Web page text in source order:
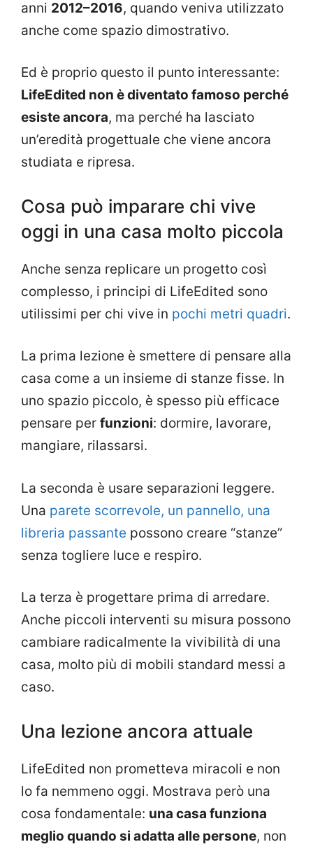
anni 2012–2016, quando veniva utilizzato
anche come spazio dimostrativo.
Ed è proprio questo il punto interessante:
LifeEdited non è diventato famoso perché
esiste ancora, ma perché ha lasciato
un’eredità progettuale che viene ancora
studiata e ripresa.
Cosa può imparare chi vive
oggi in una casa molto piccola
Anche senza replicare un progetto così
complesso, i principi di LifeEdited sono
utilissimi per chi vive in pochi metri quadri.
La prima lezione è smettere di pensare alla
casa come a un insieme di stanze fisse. In
uno spazio piccolo, è spesso più efficace
pensare per funzioni: dormire, lavorare,
mangiare, rilassarsi.
La seconda è usare separazioni leggere.
Una parete scorrevole, un pannello, una
libreria passante possono creare “stanze”
senza togliere luce e respiro.
La terza è progettare prima di arredare.
Anche piccoli interventi su misura possono
cambiare radicalmente la vivibilità di una
casa, molto più di mobili standard messi a
caso.
Una lezione ancora attuale
LifeEdited non prometteva miracoli e non
lo fa nemmeno oggi. Mostrava però una
cosa fondamentale: una casa funziona
meglio quando si adatta alle persone, non